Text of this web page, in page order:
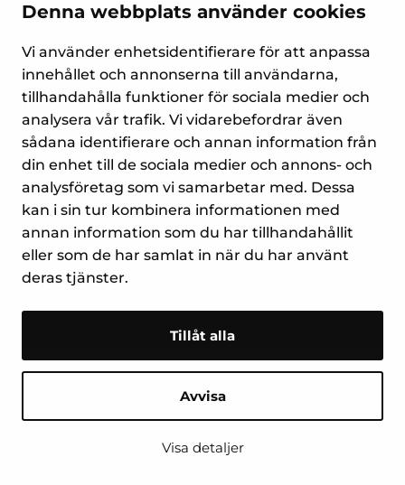
Denna webbplats använder cookies
Vi använder enhetsidentifierare för att anpassa
innehållet och annonserna till användarna,
tillhandahålla funktioner för sociala medier och
analysera vår trafik. Vi vidarebefordrar även
sådana identifierare och annan information från
din enhet till de sociala medier och annons- och
analysföretag som vi samarbetar med. Dessa
kan i sin tur kombinera informationen med
annan information som du har tillhandahållit
eller som de har samlat in när du har använt
deras tjänster.
Tillåt alla
Avvisa
Visa detaljer
Yrityspiha 7
00390 Helsingfors
Tel. (09) 477 4560
myynti@suomenlampomittari.fi
Kontakta oss
Stäng